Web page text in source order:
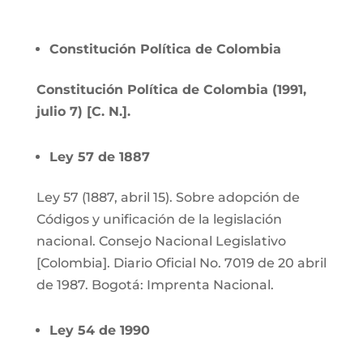
Constitución Política de Colombia
Constitución Política de Colombia (1991,
julio 7) [C. N.].
Ley 57 de 1887
Ley 57 (1887, abril 15). Sobre adopción de
Códigos y unificación de la legislación
nacional. Consejo Nacional Legislativo
[Colombia]. Diario Oficial No. 7019 de 20 abril
de 1987. Bogotá: Imprenta Nacional.
Ley 54 de 1990